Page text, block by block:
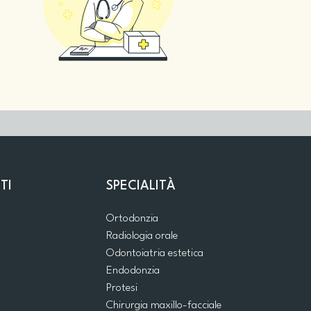
SPECIALITÀ
Ortodonzia
Radiologia orale
Odontoiatria estetica
Endodonzia
Protesi
Chirurgia maxillo-facciale